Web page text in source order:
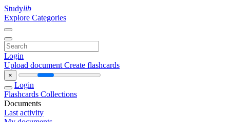
Studylib
Explore Categories
Login
Upload document Create flashcards
×
Login
Flashcards Collections
Documents
Last activity